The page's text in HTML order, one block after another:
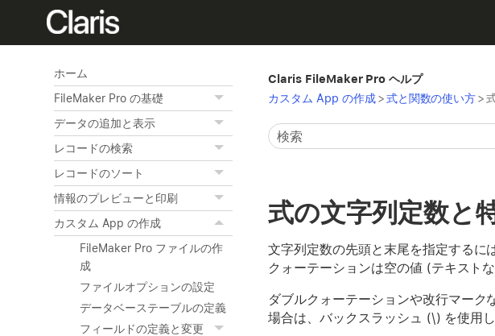
ホーム
FileMaker Pro の基礎
データの追加と表示
レコードの検索
レコードのソート
情報のプレビューと印刷
カスタム App の作成
FileMaker Pro ファイルの作
成
ファイルオプションの設定
データベーステーブルの定義
フィールドの定義と変更
Claris FileMaker Pro ヘルプ
カスタム App の作成>式と関数の使い方>
式の文字列定数と
文字列定数の先頭と末尾を指定するに
クォーテーションは空の値 (テキスト
ダブルクォーテーションや改行マーク
場合は、バックスラッシュ (\) を使用し